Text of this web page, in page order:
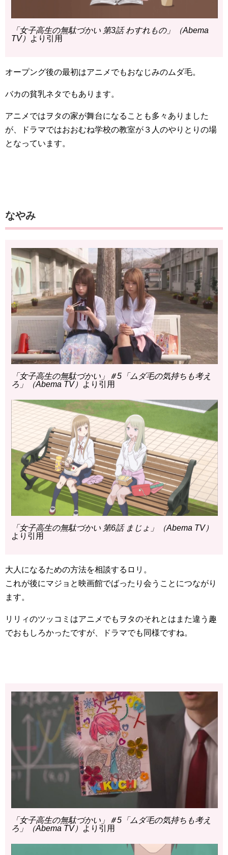
「女子高生の無駄づかい 第3話 わすれもの」（Abema
TV）
より引用
オープング後の最初はアニメでもおなじみのムダ毛。
バカの貧乳ネタでもあります。
アニメではヲタの家が舞台になることも多々ありました
が、ドラマではおおむね学校の教室が３人のやりとりの場
となっています。
なやみ
「女子高生の無駄づかい」＃5「ムダ毛の気持ちも考え
ろ」（Abema TV）
より引用
「女子高生の無駄づかい 第6話 まじょ」（Abema TV）
より引用
大人になるための方法を相談するロリ。
これが後にマジョと映画館でばったり会うことにつながり
ます。
リリィのツッコミはアニメでもヲタのそれとはまた違う趣
でおもしろかったですが、ドラマでも同様ですね。
「女子高生の無駄づかい」＃5「ムダ毛の気持ちも考え
ろ」（Abema TV）
より引用